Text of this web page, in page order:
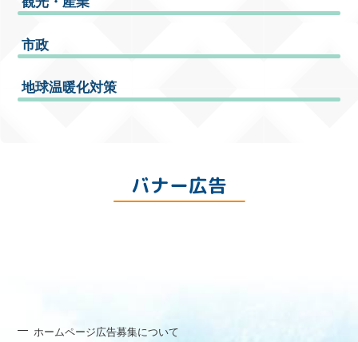
市政
地球温暖化対策
バナー広告
ホームページ広告募集について